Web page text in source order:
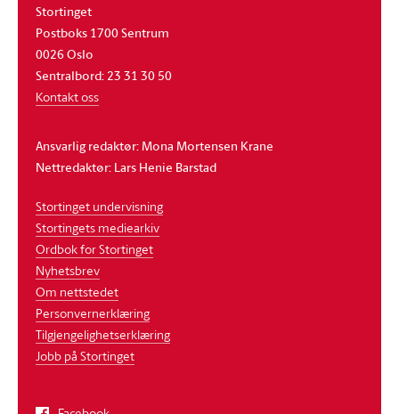
Stortinget
Postboks 1700 Sentrum
0026 Oslo
Sentralbord: 23 31 30 50
Kontakt oss
Ansvarlig redaktør: Mona Mortensen Krane
Nettredaktør: Lars Henie Barstad
Stortinget undervisning
Stortingets mediearkiv
Ordbok for Stortinget
Nyhetsbrev
Om nettstedet
Personvernerklæring
Tilgjengelighetserklæring
Jobb på Stortinget